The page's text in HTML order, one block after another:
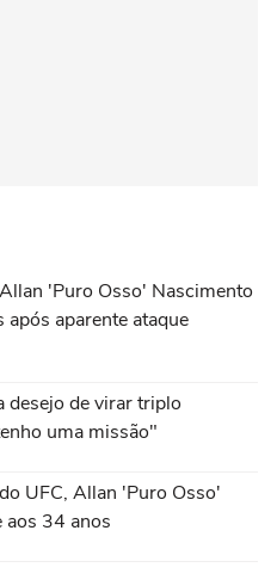
'Puro Osso' Nascimento
aparente ataque
desejo de virar triplo
uma missão"
UFC, Allan 'Puro Osso'
34 anos